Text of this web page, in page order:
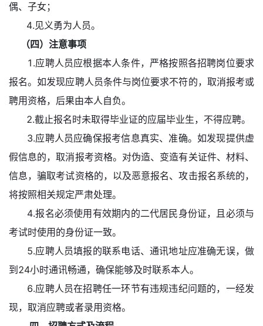
偶、子女；
4.见义勇为人员。
（四）注意事项
1.应聘人员应根据本人条件，严格按照各招聘岗位要求
报名。如发现应聘人员条件与岗位要求不符的，取消报考或
聘用资格，后果由本人自负。
2.截止报名时未取得毕业证的应届毕业生，不得应聘。
3.应聘人员应确保报考信息真实、准确。如发现提供虚
假信息的，取消报考资格。对伪造、变造有关证件、材料、
信息，骗取考试资格的，以及恶意报名、攻击报名系统的，
将按照相关规定严肃处理。
4.报名必须使用有效期内的二代居民身份证，且必须与
考试时使用的身份证一致。
5.应聘人员填报的联系电话、通讯地址应准确无误，做
到24小时通讯畅通，确保能够及时联系本人。
6.应聘人员在招聘任一环节有违规违纪问题的，一经发
现，取消应聘或者录用资格。